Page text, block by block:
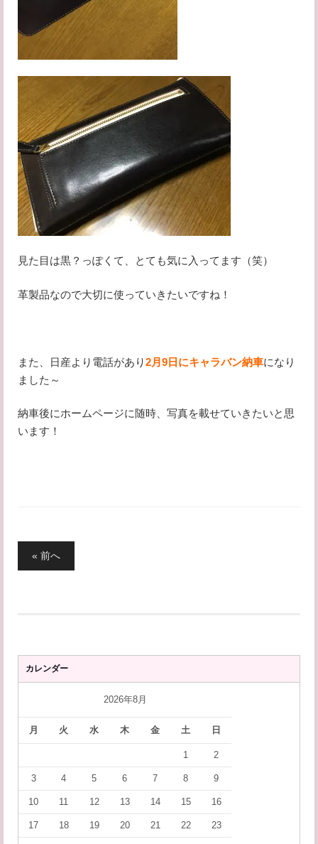
見た目は黒？っぽくて、とても気に入ってます（笑）
革製品なので大切に使っていきたいですね！
また、日産より電話があり2月9日にキャラバン納車になり
ました～
納車後にホームページに随時、写真を載せていきたいと思
います！
稿
送
« 前へ
カレンダー
2026年8月
月 火 水 木 金 土 日
1 2
3 4 5 6 7 8 9
10 11 12 13 14 15 16
17 18 19 20 21 22 23